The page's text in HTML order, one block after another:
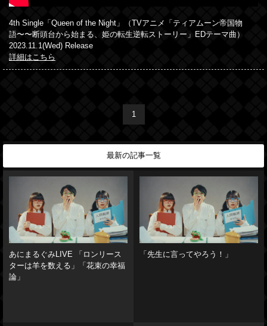
4th Single「Queen of the Night」（TVアニメ「ティアムーン帝国物
語〜〜断頭台から始まる、姫の転生逆転ストーリー」EDテーマ曲）
2023.11.1(Wed) Release
詳細はこちら
1
最新の記事一覧
あにまるぐみLIVE 「ロンリース
ターは羊を数える」「花束の幸福
論」
「先生に言ってやろう！」